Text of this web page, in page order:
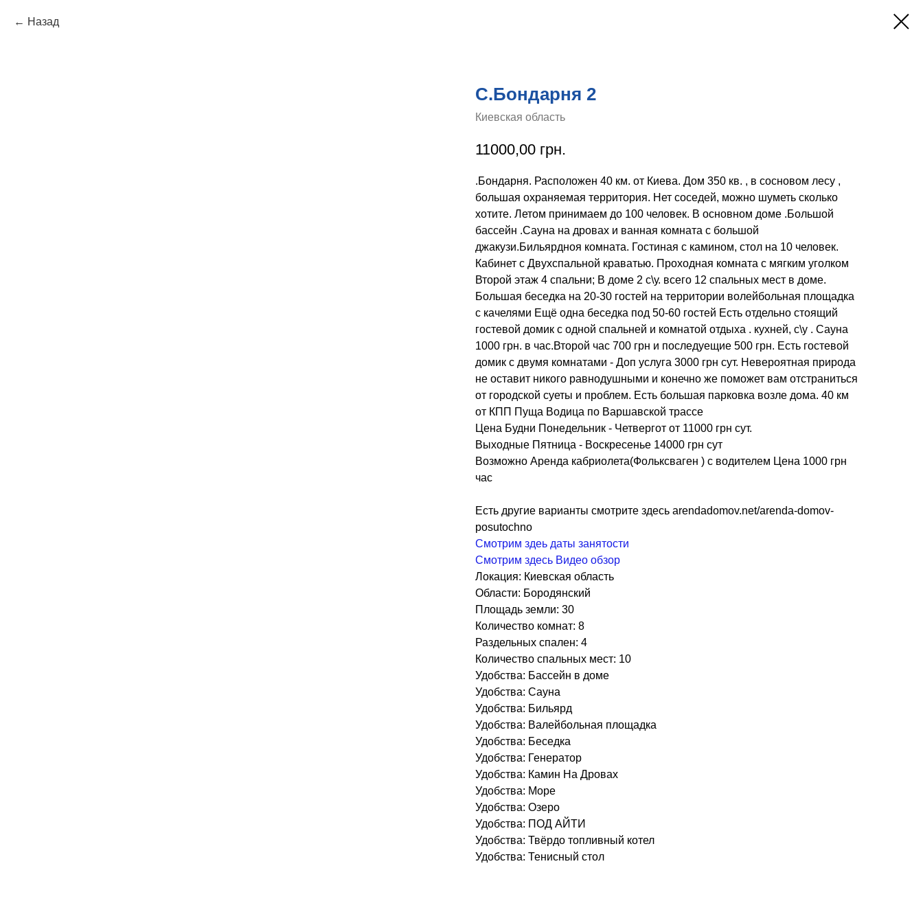
Назад
С.Бондарня 2
Киевская область
11000,00 грн.
.Бондарня. Расположен 40 км. от Киева. Дом 350 кв. , в сосновом лесу ,
большая охраняемая территория. Нет соседей, можно шуметь сколько
хотите. Летом принимаем до 100 человек. В основном доме .Большой
бассейн .Сауна на дровах и ванная комната с большой
джакузи.Бильярдноя комната. Гостиная с камином, стол на 10 человек.
Кабинет с Двухспальной краватью. Проходная комната с мягким уголком
Второй этаж 4 спальни; В доме 2 с\у. всего 12 спальных мест в доме.
Большая беседка на 20-30 гостей на территории волейбольная площадка
с качелями Ещё одна беседка под 50-60 гостей Есть отдельно стоящий
гостевой домик с одной спальней и комнатой отдыха . кухней, с\у . Сауна
1000 грн. в час.Второй час 700 грн и последуещие 500 грн. Есть гостевой
домик с двумя комнатами - Доп услуга 3000 грн сут. Невероятная природа
не оставит никого равнодушными и конечно же поможет вам отстраниться
от городской суеты и проблем. Есть большая парковка возле дома. 40 км
от КПП Пуща Водица по Варшавской трассе
Цена Будни Понедельник - Четвергот от 11000 грн сут.
Выходные Пятница - Воскресенье 14000 грн сут
Возможно Аренда кабриолета(Фольксваген ) с водителем Цена 1000 грн
час
Есть другие варианты смотрите здесь arendadomov.net/arenda-domov-
posutochno
Смотрим здеь даты занятости
Смотрим здесь Видео обзор
Локация: Киевская область
Области: Бородянский
Площадь земли: 30
Количество комнат: 8
Раздельных спален: 4
Количество спальных мест: 10
Удобства: Бассейн в доме
Удобства: Сауна
Удобства: Бильярд
Удобства: Валейбольная площадка
Удобства: Беседка
Удобства: Генератор
Удобства: Камин На Дровах
Удобства: Море
Удобства: Озеро
Удобства: ПОД АЙТИ
Удобства: Твёрдо топливный котел
Удобства: Тенисный стол